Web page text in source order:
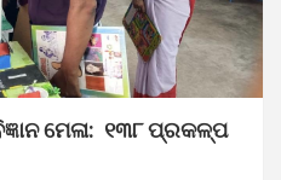
ମେଳା: ୧୩୮ ପ୍ରକଳ୍ପ